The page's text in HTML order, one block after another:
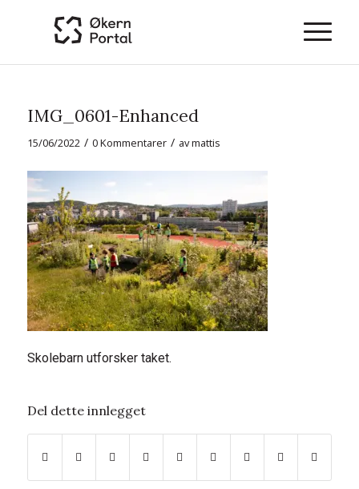
IMG_0601-Enhanced
15/06/2022 / 0 Kommentarer / avmattis
Skolebarn utforsker taket.
Del dette innlegget